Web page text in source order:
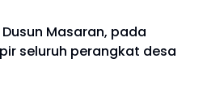
Masaran, pada
seluruh perangkat desa